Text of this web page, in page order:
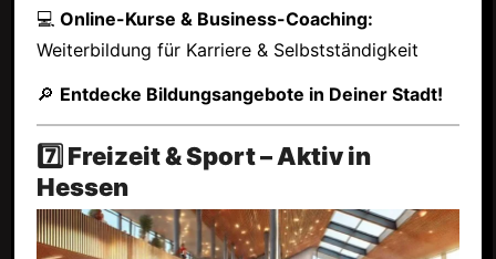
💻 Online-Kurse & Business-Coaching:
Weiterbildung für Karriere & Selbstständigkeit
🔎 Entdecke Bildungsangebote in Deiner Stadt!
7️⃣ Freizeit & Sport – Aktiv in
Hessen